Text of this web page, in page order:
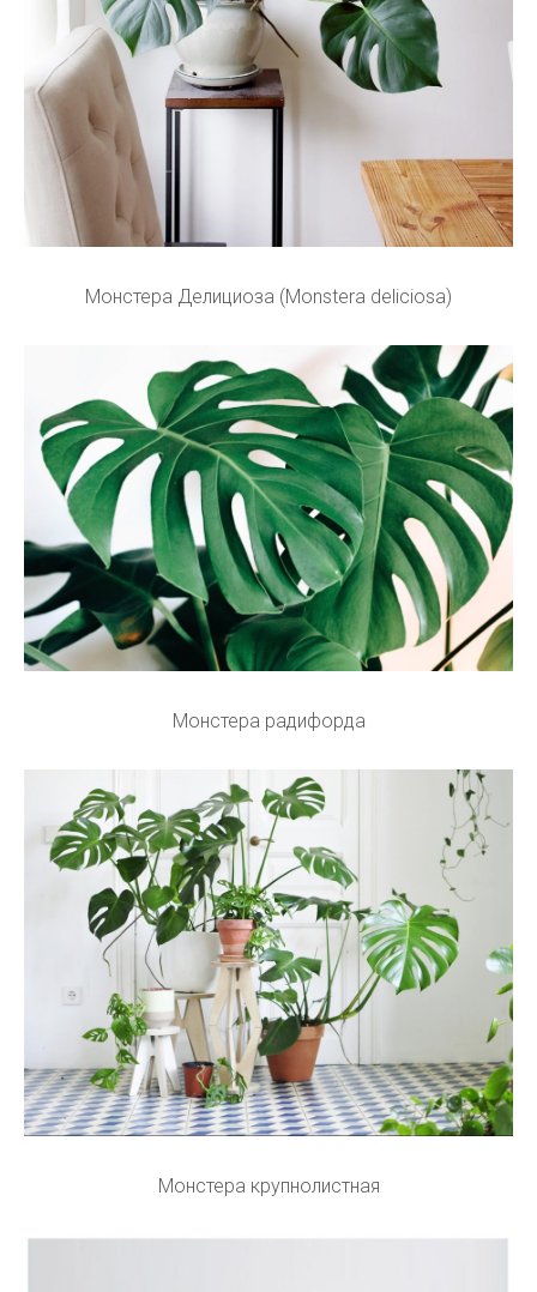
Монстера Делициоза (Monstera deliciosa)
Монстера радифорда
Монстера крупнолистная